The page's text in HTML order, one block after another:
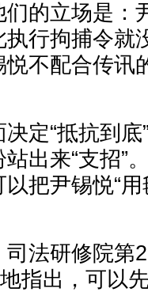
的立场是：
行拘捕令就
不配合传讯
定“抵抗到
出来“支招”
把尹锡悦“
法研修院第
指出，可以